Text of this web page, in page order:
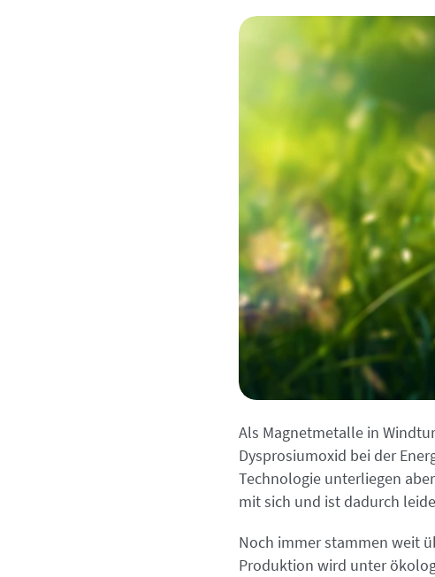
Als Magnetmetalle in
Dysprosiumoxid bei der
Technologie unterliegen
mit sich und ist dadurch
Noch immer stammen weit
Produktion wird unter